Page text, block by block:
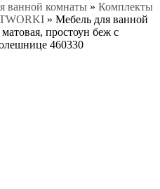
ванной комнаты » Комплекты
» Мебель для ванной
простоун беж с
460330